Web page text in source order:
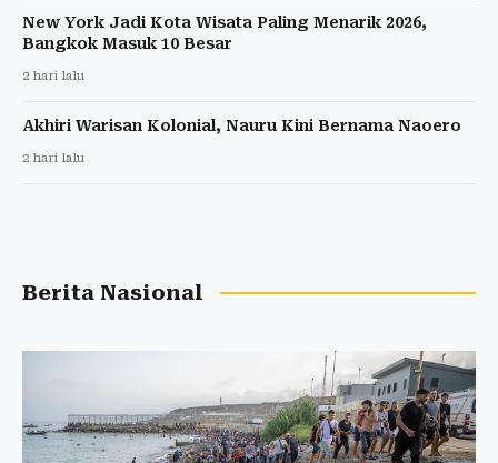
New York Jadi Kota Wisata Paling Menarik 2026,
Bangkok Masuk 10 Besar
2 hari lalu
Akhiri Warisan Kolonial, Nauru Kini Bernama Naoero
2 hari lalu
Berita Nasional